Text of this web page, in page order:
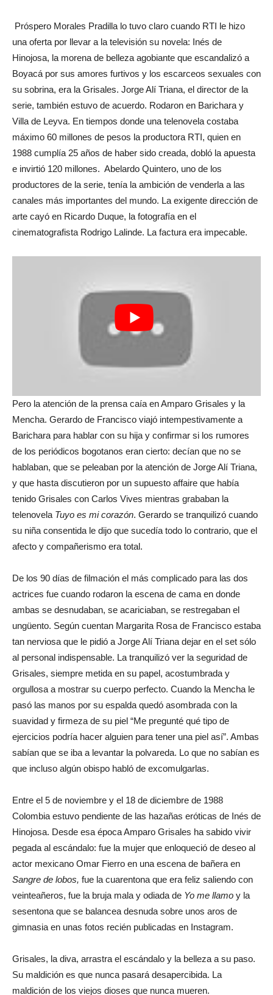
Próspero Morales Pradilla lo tuvo claro cuando RTI le hizo
una oferta por llevar a la televisión su novela: Inés de
Hinojosa, la morena de belleza agobiante que escandalizó a
Boyacá por sus amores furtivos y los escarceos sexuales con
su sobrina, era la Grisales. Jorge Alí Triana, el director de la
serie, también estuvo de acuerdo. Rodaron en Barichara y
Villa de Leyva. En tiempos donde una telenovela costaba
máximo 60 millones de pesos la productora RTI, quien en
1988 cumplía 25 años de haber sido creada, dobló la apuesta
e invirtió 120 millones. Abelardo Quintero, uno de los
productores de la serie, tenía la ambición de venderla a las
canales más importantes del mundo. La exigente dirección de
arte cayó en Ricardo Duque, la fotografía en el
cinematografista Rodrigo Lalinde. La factura era impecable.
Pero la atención de la prensa caía en Amparo Grisales y la
Mencha. Gerardo de Francisco viajó intempestivamente a
Barichara para hablar con su hija y confirmar si los rumores
de los periódicos bogotanos eran cierto: decían que no se
hablaban, que se peleaban por la atención de Jorge Alí Triana,
y que hasta discutieron por un supuesto affaire que había
tenido Grisales con Carlos Vives mientras grababan la
telenovela Tuyo es mi corazón. Gerardo se tranquilizó cuando
su niña consentida le dijo que sucedía todo lo contrario, que el
afecto y compañerismo era total.
De los 90 días de filmación el más complicado para las dos
actrices fue cuando rodaron la escena de cama en donde
ambas se desnudaban, se acariciaban, se restregaban el
ungüento. Según cuentan Margarita Rosa de Francisco estaba
tan nerviosa que le pidió a Jorge Alí Triana dejar en el set sólo
al personal indispensable. La tranquilizó ver la seguridad de
Grisales, siempre metida en su papel, acostumbrada y
orgullosa a mostrar su cuerpo perfecto. Cuando la Mencha le
pasó las manos por su espalda quedó asombrada con la
suavidad y firmeza de su piel “Me pregunté qué tipo de
ejercicios podría hacer alguien para tener una piel así”. Ambas
sabían que se iba a levantar la polvareda. Lo que no sabían es
que incluso algún obispo habló de excomulgarlas.
Entre el 5 de noviembre y el 18 de diciembre de 1988
Colombia estuvo pendiente de las hazañas eróticas de Inés de
Hinojosa. Desde esa época Amparo Grisales ha sabido vivir
pegada al escándalo: fue la mujer que enloqueció de deseo al
actor mexicano Omar Fierro en una escena de bañera en
Sangre de lobos, fue la cuarentona que era feliz saliendo con
veinteañeros, fue la bruja mala y odiada de Yo me llamo y la
sesentona que se balancea desnuda sobre unos aros de
gimnasia en unas fotos recién publicadas en Instagram.
Grisales, la diva, arrastra el escándalo y la belleza a su paso.
Su maldición es que nunca pasará desapercibida. La
maldición de los viejos dioses que nunca mueren.